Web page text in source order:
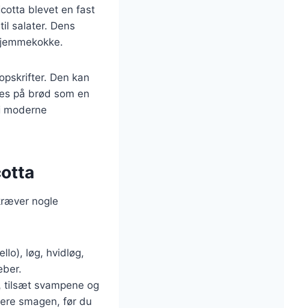
blevet en fast
salater. Dens
Den kan
på brød som en
moderne
nogle
løg, hvidløg,
tilsæt svampene og
smagen, før du